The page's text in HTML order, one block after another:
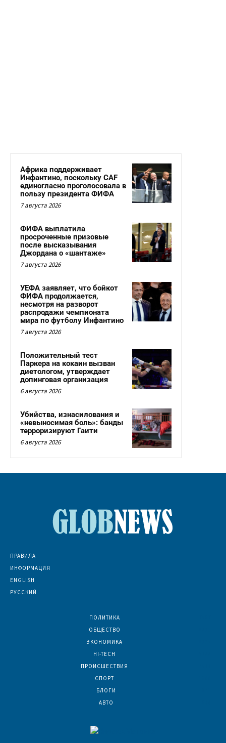
Африка поддерживает
Инфантино, поскольку CAF
единогласно проголосовала в
пользу президента ФИФА
7 августа 2026
ФИФА выплатила
просроченные призовые
после высказывания
Джордана о «шантаже»
7 августа 2026
УЕФА заявляет, что бойкот
ФИФА продолжается,
несмотря на разворот
распродажи чемпионата
мира по футболу Инфантино
7 августа 2026
Положительный тест
Паркера на кокаин вызван
диетологом, утверждает
допинговая организация
6 августа 2026
Убийства, изнасилования и
«невыносимая боль»: банды
терроризируют Гаити
6 августа 2026
ПРАВИЛА
ИНФОРМАЦИЯ
ENGLISH
РУССКИЙ
ПОЛИТИКА
ОБЩЕСТВО
ЭКОНОМИКА
HI-TECH
ПРОИСШЕСТВИЯ
СПОРТ
БЛОГИ
АВТО